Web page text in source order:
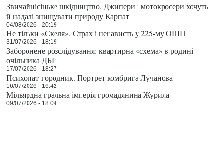
Звичайнісіньке шкідництво. Джипери і мотокросери хочуть
й надалі знищувати природу Карпат
04/08/2026 - 20:19
Не тільки «Скеля». Страх і ненависть у 225-му ОШП
31/07/2026 - 18:19
Заборонене розслідування: квартирна «схема» в родині
очільника ДБР
17/07/2026 - 18:27
Психопат-городник. Портрет комбрига Лучанова
16/07/2026 - 16:42
Мільярдна гральна імперія громадянина Журила
09/07/2026 - 18:04